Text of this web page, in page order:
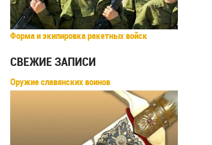
Форма и экипировка ракетных войск
СВЕЖИЕ ЗАПИСИ
Оружие славянских воинов